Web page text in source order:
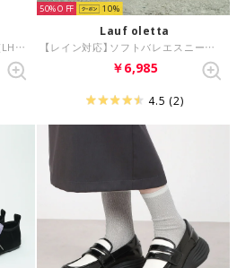
スクエアソフトキルトパンプス(LH120) （NAVY-S）
50% 10
Lauf oletta
【レイン対応】ソフトバレエスニーカー(LRH105A) （MINT）
￥6,985
4.5 (2)